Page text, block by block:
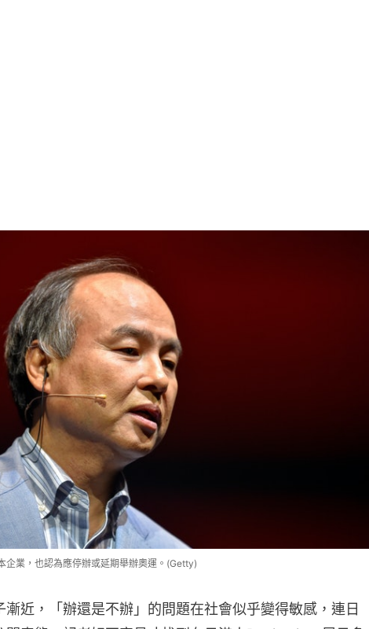
企業，也認為應停辦或延期舉辦奧運。(Getty)
漸近，「辦還是不辦」的問題在社會似乎變得敏感，連日